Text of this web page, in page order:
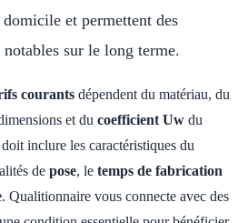
et permettent des
notables sur le long terme.
courants dépendent du matériau, du
et du coefficient Uw du
doit inclure les caractéristiques du
de pose, le temps de fabrication
. Qualitionnaire vous connecte avec des